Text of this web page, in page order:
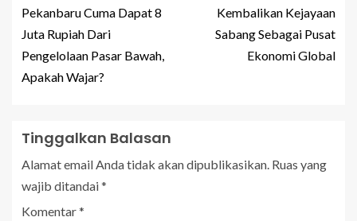
Pekanbaru Cuma Dapat 8
Juta Rupiah Dari
Pengelolaan Pasar Bawah,
Apakah Wajar?
Kembalikan Kejayaan
Sabang Sebagai Pusat
Ekonomi Global
Tinggalkan Balasan
Alamat email Anda tidak akan dipublikasikan. Ruas yang
wajib ditandai*
Komentar*